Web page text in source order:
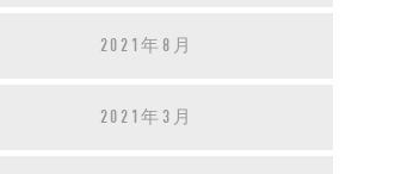
2021年8月
2021年3月